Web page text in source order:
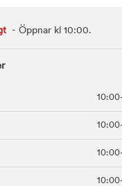
- Öppnar kl 10:00.